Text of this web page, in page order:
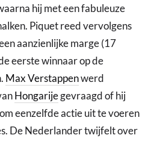
hij met een fabuleuze
Piquet reed vervolgens
aanzienlijke marge (17
eerste winnaar op de
Max Verstappenwerd
Hongarijegevraagd of hij
eenzelfde actie uit te voeren
De Nederlander twijfelt over